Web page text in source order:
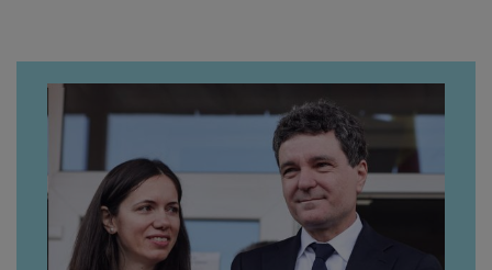
da, frumoasa iubită a lui
Florin Ristei e...